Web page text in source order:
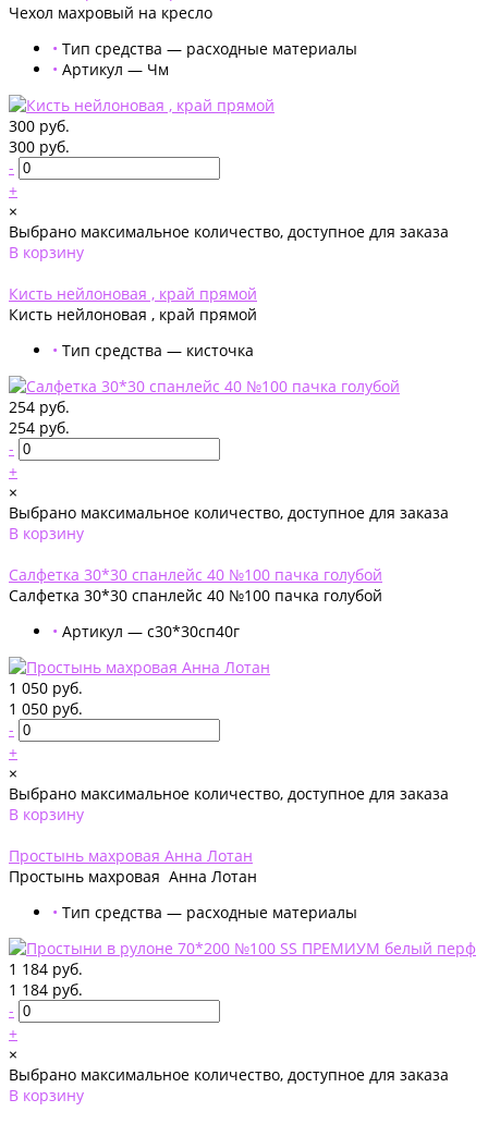
Чехол махровый на кресло
• Тип средства — расходные материалы
• Артикул — Чм
300 руб.
300 руб.
-
+
×
Выбрано максимальное количество, доступное для заказа
В корзину
Кисть нейлоновая , край прямой
Кисть нейлоновая , край прямой
• Тип средства — кисточка
254 руб.
254 руб.
-
+
×
Выбрано максимальное количество, доступное для заказа
В корзину
Салфетка 30*30 спанлейс 40 №100 пачка голубой
Салфетка 30*30 спанлейс 40 №100 пачка голубой
• Артикул — с30*30сп40г
1 050 руб.
1 050 руб.
-
+
×
Выбрано максимальное количество, доступное для заказа
В корзину
Простынь махровая Анна Лотан
Простынь махровая Анна Лотан
• Тип средства — расходные материалы
1 184 руб.
1 184 руб.
-
+
×
Выбрано максимальное количество, доступное для заказа
В корзину